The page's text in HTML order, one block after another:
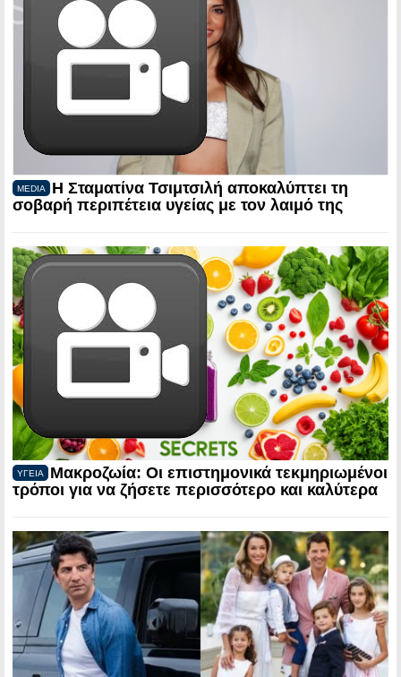
MEDIA
Η Σταματίνα Τσιμτσιλή αποκαλύπτει τη
σοβαρή περιπέτεια υγείας με τον λαιμό της
ΥΓΕΙΑ
Μακροζωία: Οι επιστημονικά τεκμηριωμένοι
τρόποι για να ζήσετε περισσότερο και καλύτερα